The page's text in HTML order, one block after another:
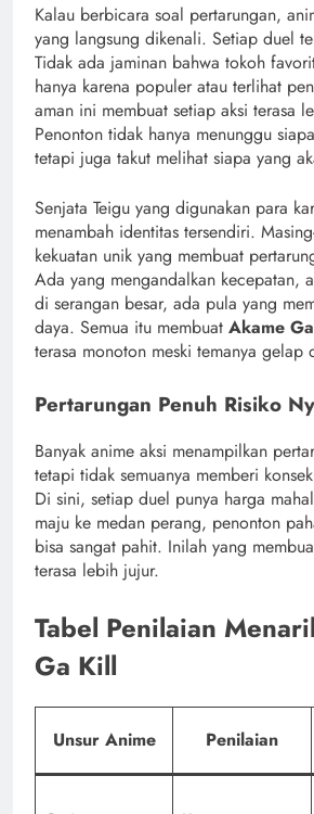
Kalau berbicara soal pertarungan,
yang langsung dikenali. Setiap duel
Tidak ada jaminan bahwa tokoh
hanya karena populer atau terlihat
aman ini membuat setiap aksi terasa
Penonton tidak hanya menunggu
tetapi juga takut melihat siapa yang
Senjata Teigu yang digunakan para
menambah identitas tersendiri.
kekuatan unik yang membuat
Ada yang mengandalkan kecepatan,
di serangan besar, ada pula yang
daya. Semua itu membuat Akame
terasa monoton meski temanya gelap
Pertarungan Penuh Risiko
Banyak anime aksi menampilkan
tetapi tidak semuanya memberi
Di sini, setiap duel punya harga
maju ke medan perang, penonton
bisa sangat pahit. Inilah yang
terasa lebih jujur.
Tabel Penilaian
Ga Kill
Unsur Anime Penilaian